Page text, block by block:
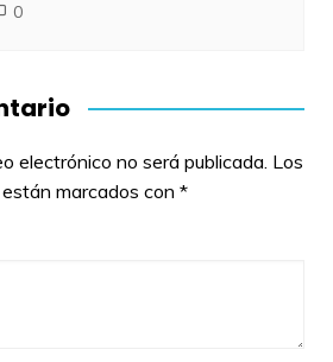
0
electrónico no será publicada. Los
marcados con *